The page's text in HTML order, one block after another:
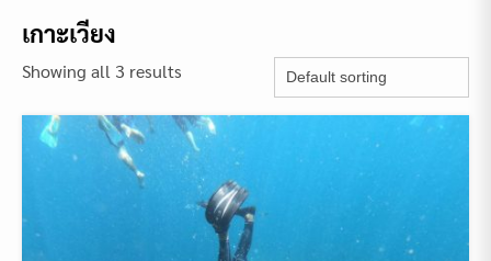
เกาะเวียง
Showing all 3 results